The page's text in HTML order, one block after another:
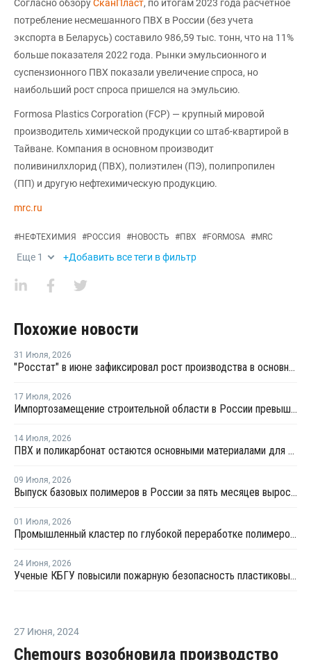
Согласно обзоруСканПласт, по итогам 2023 года расчетное
потребление несмешанного ПВХ в России (без учета
экспорта в Беларусь) составило 986,59 тыс. тонн, что на 11%
больше показателя 2022 года. Рынки эмульсионного и
суспензионного ПВХ показали увеличение спроса, но
наибольший рост спроса пришелся на эмульсию.
Formosa Plastics Corporation (FCP) — крупный мировой
производитель химической продукции со штаб-квартирой в
Тайване. Компания в основном производит
поливинилхлорид (ПВХ), полиэтилен (ПЭ), полипропилен
(ПП) и другую нефтехимическую продукцию.
mrc.ru
#НЕФТЕХИМИЯ #РОССИЯ #НОВОСТЬ #ПВХ #FORMOSA #MRC
Еще 1 +Добавить все теги в фильтр
Похожие новости
31 Июля, 2026
"Росстат" в июне зафиксировал рост производства в основных группах пластмасс
17 Июля, 2026
Импортозамещение строительной области в России превышает 98%
14 Июля, 2026
ПВХ и поликарбонат остаются основными материалами для производства банковских карт
09 Июля, 2026
Выпуск базовых полимеров в России за пять месяцев вырос на 3,8%
01 Июля, 2026
Промышленный кластер по глубокой переработке полимеров намерены создать в Приангарье
24 Июня, 2026
Ученые КБГУ повысили пожарную безопасность пластиковых стройматериалов
27 Июня, 2024
Chemours возобновила производство